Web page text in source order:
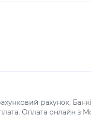
рахунок,
Оплата онлайн з